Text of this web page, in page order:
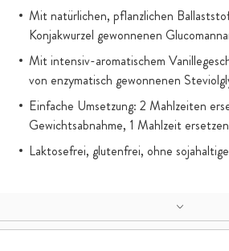
Mit natürlichen, pflanzlichen
Konjakwurzel gewonnenen
Mit intensiv-aromatischem
von enzymatisch gewonnenen
Einfache Umsetzung: 2 Mahlzeiten
Gewichtsabnahme, 1 Mahlzeit
Laktosefrei, glutenfrei, ohne